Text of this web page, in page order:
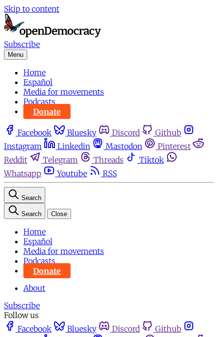
Skip to content
Subscribe
Menu
Home
Español
Media for movements
Podcasts
Donate
Facebook Bluesky Discord
Github
Instagram
Linkedin Mastodon
Pinterest
Reddit
Telegram Threads
Tiktok
Whatsapp
Youtube RSS
Search
Search Close
Home
Español
Media for movements
Podcasts
Donate
About
Subscribe
Follow us
Facebook
Bluesky Discord
Github